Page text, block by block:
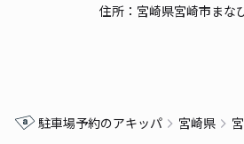
住所：宮崎県宮崎市まな
駐車場予約のアキッパ 宮崎県